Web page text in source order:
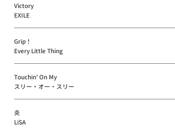
Victory
EXILE
Grip！
Every Little Thing
Touchin' On My
スリー・オー・スリー
炎
LiSA